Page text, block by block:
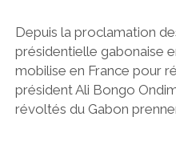
Depuis la proclamation
présidentielle gabonaise
mobilise en France pour
président Ali Bongo
révoltés du Gabon